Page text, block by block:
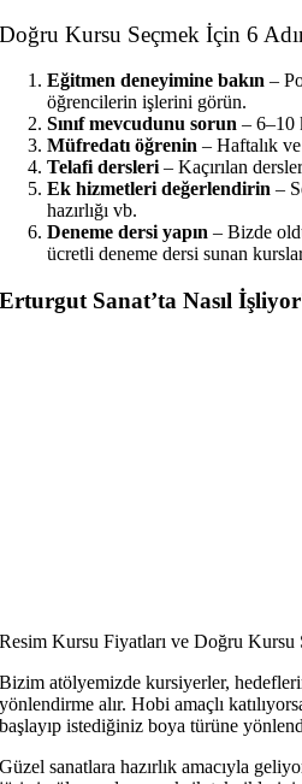
Doğru Kursu Seçmek İçin 6
Eğitmen deneyimine bakın –
öğrencilerin işlerini görün.
Sınıf mevcudunu sorun – 6–10
Müfredatı öğrenin – Haftalık
Telafi dersleri– Kaçırılan
Ek hizmetleri değerlendirin –
hazırlığı vb.
Deneme dersi yapın – Bizde
ücretli deneme dersi sunan
Erturgut Sanat’ta Nasıl
Resim Kursu Fiyatları ve Doğru Kursu
Bizim atölyemizde kursiyerler,
yönlendirme alır. Hobi amaçlı
başlayıp istediğiniz boya türüne
Güzel sanatlara hazırlık amacıyla